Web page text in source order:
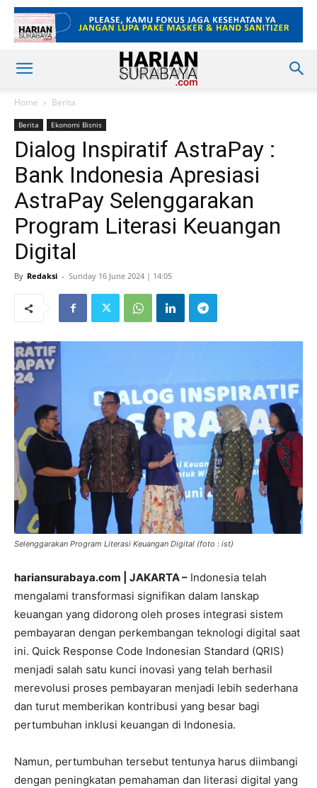
Home Berita
Berita Ekonomi Bisnis
Dialog Inspiratif AstraPay :
Bank Indonesia Apresiasi
AstraPay Selenggarakan
Program Literasi Keuangan
Digital
By Redaksi - Sunday 16 June 2024 | 14:05
Selenggarakan Program Literasi Keuangan Digital (foto : ist)
hariansurabaya.com | JAKARTA – Indonesia telah
mengalami transformasi signifikan dalam lanskap
keuangan yang didorong oleh proses integrasi sistem
pembayaran dengan perkembangan teknologi digital saat
ini. Quick Response Code Indonesian Standard (QRIS)
menjadi salah satu kunci inovasi yang telah berhasil
merevolusi proses pembayaran menjadi lebih sederhana
dan turut memberikan kontribusi yang besar bagi
pertumbuhan inklusi keuangan di Indonesia.
Namun, pertumbuhan tersebut tentunya harus diimbangi
dengan peningkatan pemahaman dan literasi digital yang